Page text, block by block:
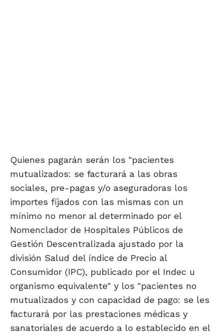
Quienes pagarán serán los "pacientes
mutualizados: se facturará a las obras
sociales, pre-pagas y/o aseguradoras los
importes fijados con las mismas con un
mínimo no menor al determinado por el
Nomenclador de Hospitales Públicos de
Gestión Descentralizada ajustado por la
división Salud del índice de Precio al
Consumidor (IPC), publicado por el Indec u
organismo equivalente" y los "pacientes no
mutualizados y con capacidad de pago: se les
facturará por las prestaciones médicas y
sanatoriales de acuerdo a lo establecido en el